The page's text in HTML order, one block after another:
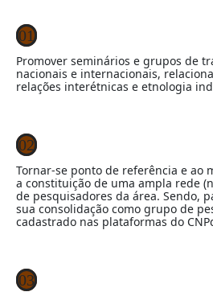
01
Promover seminários e grupos de
nacionais e internacionais,
relações interétnicas e etnologia
02
Tornar-se ponto de referência e ao
a constituição de uma ampla rede
de pesquisadores da área. Sendo,
sua consolidação como grupo de
cadastrado nas plataformas do
03